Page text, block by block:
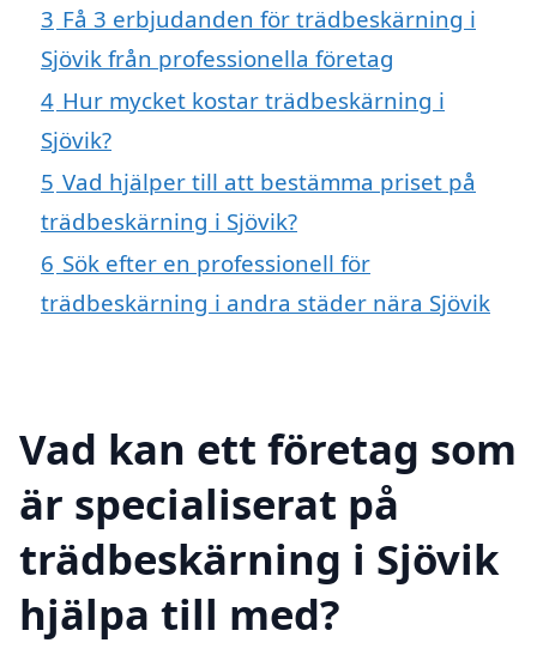
3 Få 3 erbjudanden för trädbeskärning i
Sjövik från professionella företag
4 Hur mycket kostar trädbeskärning i
Sjövik?
5 Vad hjälper till att bestämma priset på
trädbeskärning i Sjövik?
6 Sök efter en professionell för
trädbeskärning i andra städer nära Sjövik
Vad kan ett företag som
är specialiserat på
trädbeskärning i Sjövik
hjälpa till med?